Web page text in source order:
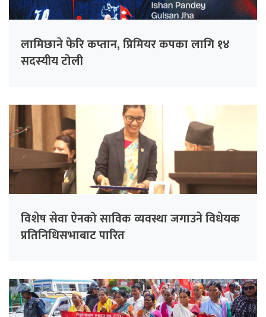
लामिछाने फेरि कप्तान, प्रिमियर कपका लागि १४
सदस्यीय टोली
विशेष सेवा ऐनको साविक व्यवस्था जगाउने विधेयक
प्रतिनिधिसभाबाट पारित